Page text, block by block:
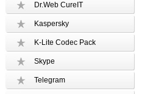
Dr.Web CureIT
Kaspersky
K-Lite Codec Pack
Skype
Telegram